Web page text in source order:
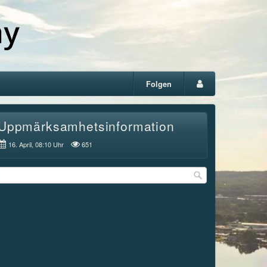
Folgen
16. April, 08:10 Uhr 651